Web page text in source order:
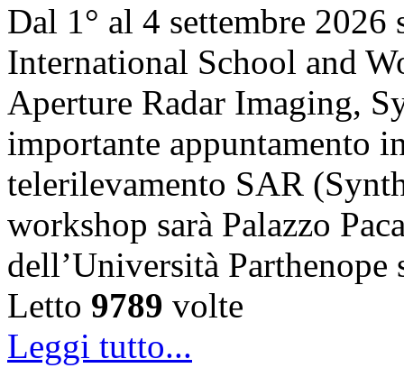
Dal 1° al 4 settembre
International School and
Aperture Radar Imaging,
importante appuntamento
telerilevamento SAR
workshop sarà Palazzo
dell’Università
Letto 9789 volte
Leggi tutto...